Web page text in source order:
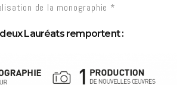
de la monographie *
Lauréats remportent :